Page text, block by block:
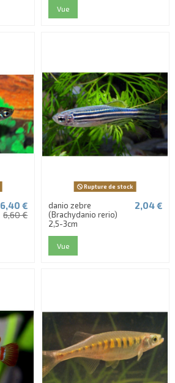
Vue
6,40 €
6,60 €
Rupture de stock
danio zebre
(Brachydanio rerio)
2,5-3cm
2,04 €
Vue